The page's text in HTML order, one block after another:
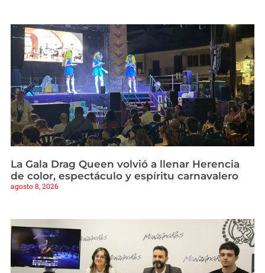
La Gala Drag Queen volvió a llenar Herencia
de color, espectáculo y espíritu carnavalero
agosto 8, 2026